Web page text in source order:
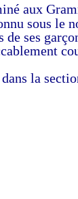
aux
sous le
de ses
la